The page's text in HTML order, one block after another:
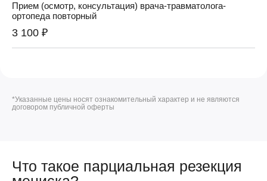
Прием (осмотр, консультация) врача-травматолога-
ортопеда повторный
3 100 ₽
*Указанные цены носят ознакомительный характер и не являются
договором публичной оферты
Что такое парциальная резекция